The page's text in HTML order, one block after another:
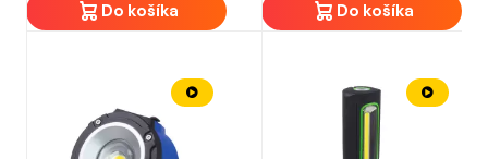
Do košíka Do košíka